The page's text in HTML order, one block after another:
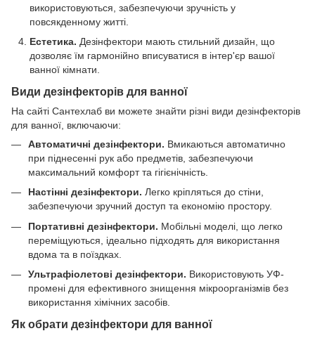
використовуються, забезпечуючи зручність у
повсякденному житті.
Естетика. Дезінфектори мають стильний дизайн, що
дозволяє їм гармонійно вписуватися в інтер'єр вашої
ванної кімнати.
Види дезінфекторів для ванної
На сайті Сантехлаб ви можете знайти різні види дезінфекторів
для ванної, включаючи:
Автоматичні дезінфектори. Вмикаються автоматично
при піднесенні рук або предметів, забезпечуючи
максимальний комфорт та гігієнічність.
Настінні дезінфектори. Легко кріпляться до стіни,
забезпечуючи зручний доступ та економію простору.
Портативні дезінфектори. Мобільні моделі, що легко
переміщуються, ідеально підходять для використання
вдома та в поїздках.
Ультрафіолетові дезінфектори. Використовують УФ-
промені для ефективного знищення мікроорганізмів без
використання хімічних засобів.
Як обрати дезінфектори для ванної